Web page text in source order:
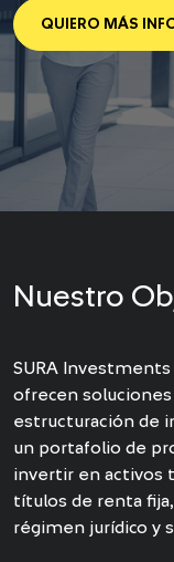
QUIERO MÁS
Nuestro
SURA
ofrecen soluciones
estructuración de
un portafolio de
invertir en activos
títulos de renta
régimen jurídico y